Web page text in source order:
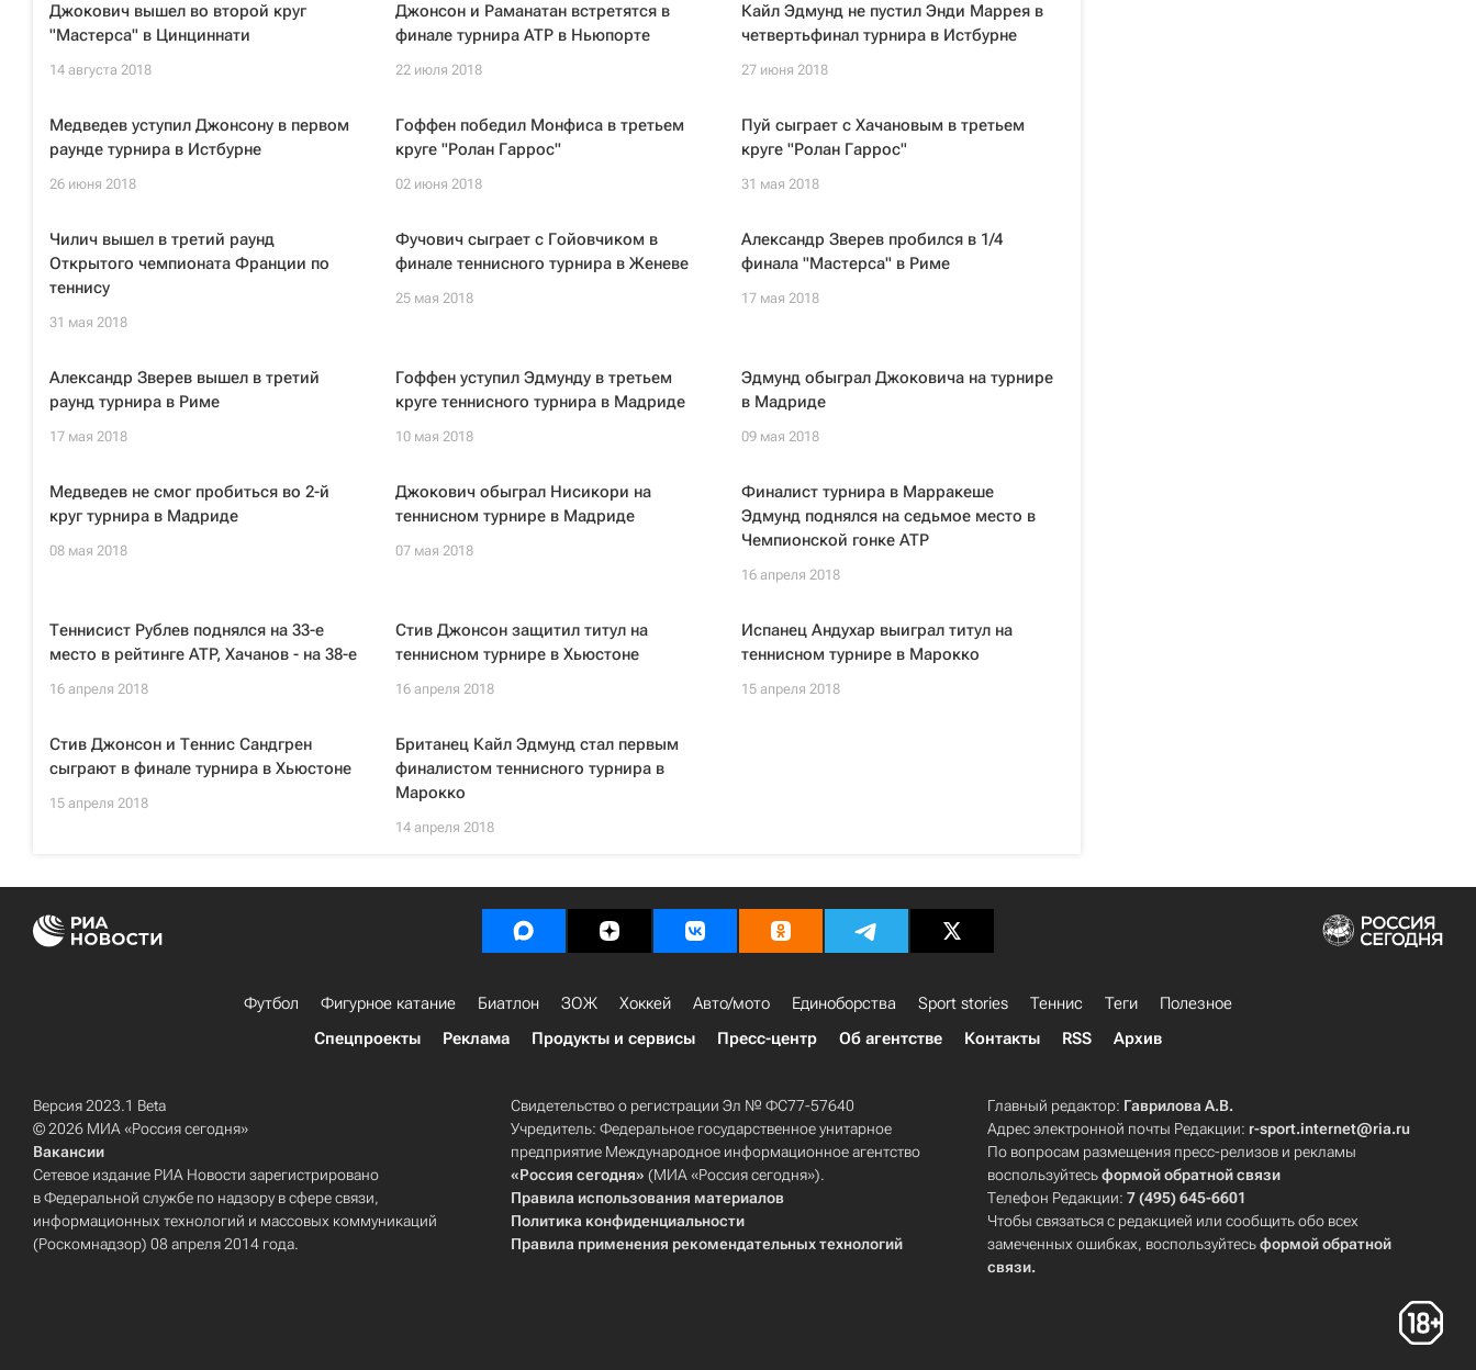
Джокович вышел во второй круг
"Мастерса" в Цинциннати
14 августа 2018
Джонсон и Раманатан встретятся в
финале турнира ATP в Ньюпорте
22 июля 2018
Кайл Эдмунд не пустил Энди Маррея в
четвертьфинал турнира в Истбурне
27 июня 2018
Медведев уступил Джонсону в первом
раунде турнира в Истбурне
26 июня 2018
Гоффен победил Монфиса в третьем
круге "Ролан Гаррос"
02 июня 2018
Пуй сыграет с Хачановым в третьем
круге "Ролан Гаррос"
31 мая 2018
Чилич вышел в третий раунд
Открытого чемпионата Франции по
теннису
31 мая 2018
Фучович сыграет с Гойовчиком в
финале теннисного турнира в Женеве
25 мая 2018
Александр Зверев пробился в 1/4
финала "Мастерса" в Риме
17 мая 2018
Александр Зверев вышел в третий
раунд турнира в Риме
17 мая 2018
Гоффен уступил Эдмунду в третьем
круге теннисного турнира в Мадриде
10 мая 2018
Эдмунд обыграл Джоковича на турнире
в Мадриде
09 мая 2018
Медведев не смог пробиться во 2-й
круг турнира в Мадриде
08 мая 2018
Джокович обыграл Нисикори на
теннисном турнире в Мадриде
07 мая 2018
Финалист турнира в Марракеше
Эдмунд поднялся на седьмое место в
Чемпионской гонке ATP
16 апреля 2018
Теннисист Рублев поднялся на 33-е
место в рейтинге ATP, Хачанов - на 38-е
16 апреля 2018
Стив Джонсон защитил титул на
теннисном турнире в Хьюстоне
16 апреля 2018
Испанец Андухар выиграл титул на
теннисном турнире в Марокко
15 апреля 2018
Стив Джонсон и Теннис Сандгрен
сыграют в финале турнира в Хьюстоне
15 апреля 2018
Британец Кайл Эдмунд стал первым
финалистом теннисного турнира в
Марокко
14 апреля 2018
Футбол Фигурное катание Биатлон ЗОЖ Хоккей Авто/мото Единоборства Sport stories Теннис Теги
Полезное
Спецпроекты
Реклама Продукты и сервисы Пресс-центр Об агентстве Контакты RSS Архив
Версия 2023.1 Beta
© 2026 МИА «Россия сегодня»
Вакансии
Сетевое издание РИА Новости зарегистрировано
в Федеральной службе по надзору в сфере связи,
информационных технологий и массовых коммуникаций
(Роскомнадзор) 08 апреля 2014 года.
Свидетельство о регистрации Эл № ФС77-57640
Учредитель: Федеральное государственное унитарное
предприятие Международное информационное агентство
«Россия сегодня» (МИА «Россия сегодня»).
Правила использования материалов
Политика конфиденциальности
Правила применения рекомендательных технологий
Главный редактор: Гаврилова А.В.
Адрес электронной почты Редакции: r-sport.internet@ria.ru
По вопросам размещения пресс-релизов и рекламы
воспользуйтесьформой обратной связи
Телефон Редакции:7 (495) 645-6601
Чтобы связаться с редакцией или сообщить обо всех
замеченных ошибках, воспользуйтесьформой обратной
связи.